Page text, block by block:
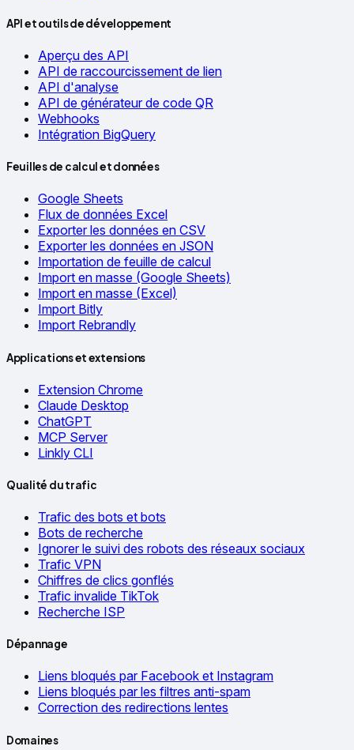
API et outils de développement
Aperçu des API
API de raccourcissement de lien
API d'analyse
API de générateur de code QR
Webhooks
Intégration BigQuery
Feuilles de calcul et données
Google Sheets
Flux de données Excel
Exporter les données en CSV
Exporter les données en JSON
Importation de feuille de calcul
Import en masse (Google Sheets)
Import en masse (Excel)
Import Bitly
Import Rebrandly
Applications et extensions
Extension Chrome
Claude Desktop
ChatGPT
MCP Server
Linkly CLI
Qualité du trafic
Trafic des bots et bots
Bots de recherche
Ignorer le suivi des robots des réseaux sociaux
Trafic VPN
Chiffres de clics gonflés
Trafic invalide TikTok
Recherche ISP
Dépannage
Liens bloqués par Facebook et Instagram
Liens bloqués par les filtres anti-spam
Correction des redirections lentes
Domaines